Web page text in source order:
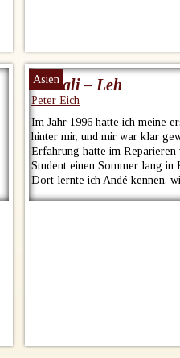
Asien
Manali – Leh
Peter Eich
Im Jahr 1996 hatte ich meine
hinter mir, und mir war klar
Erfahrung hatte im
Student einen Sommer lang in
Dort lernte ich Andé kennen,